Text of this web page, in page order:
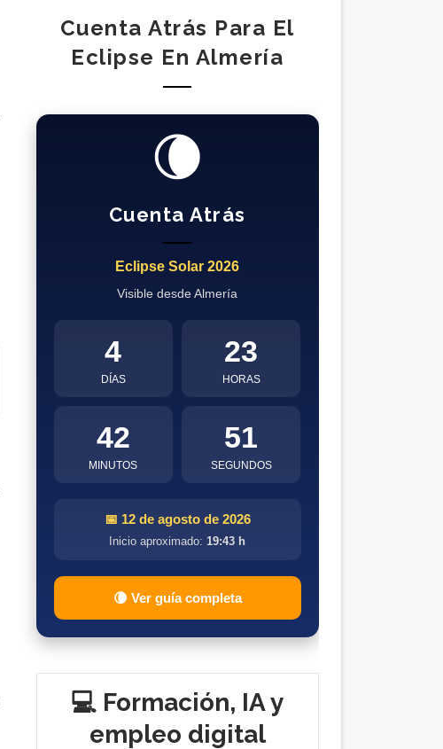
Cuenta Atrás Para El
Eclipse En Almería
🌘
Cuenta Atrás
Eclipse Solar 2026
Visible desde Almería
4
DÍAS
23
HORAS
42
MINUTOS
50
SEGUNDOS
📅 12 de agosto de 2026
Inicio aproximado:19:43 h
🌘 Ver guía completa
💻 Formación, IA y
empleo digital